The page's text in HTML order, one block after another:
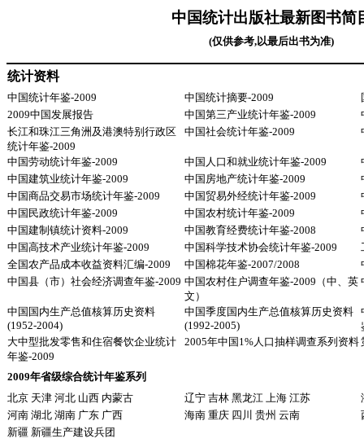
中国统计出版社最新图书简
(仅供参考,以最后出书为准)
统计资料
中国统计年鉴-2009 中国统计摘要-2009
2009中国发展报告
中国第三产业统计年鉴-2009
长江和珠江三角洲及港澳特别行政区
统计年鉴-2009
中国社会统计年鉴-2009
中国劳动统计年鉴-2009 中国人口和就业统计年鉴-2009
中国建筑业统计年鉴-2009
中国房地产统计年鉴-2009
中国商品交易市场统计年鉴-2009
中国贸易外经统计年鉴-2009
中国民政统计年鉴-2009
中国农村统计年鉴-2009
中国建制镇统计资料-2009
中国教育经费统计年鉴-2008
中国高技术产业统计年鉴-2009
中国科学技术协会统计年鉴-2009
全国农产品成本收益资料汇编-2009
中国棉花年鉴-2007/2008
中国县（市）社会经济调查年鉴-2009 中国农村住户调查年鉴-2009（中、英
文）
中国国内生产总值核算历史资料
(1952-2004)
中国季度国内生产总值核算历史资料
(1992-2005)
大中型批发零售和住宿餐饮企业统计
年鉴-2009
2005年中国1%人口抽样调查系列资料
2009年省级综合统计年鉴系列
北京 天津 河北 山西 内蒙古
辽宁 吉林 黑龙江 上海 江苏
河南 湖北 湖南 广东 广西
海南 重庆 四川 贵州 云南
新疆 新疆生产建设兵团